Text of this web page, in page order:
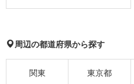
周辺の都道府県から探す
関東 東京都